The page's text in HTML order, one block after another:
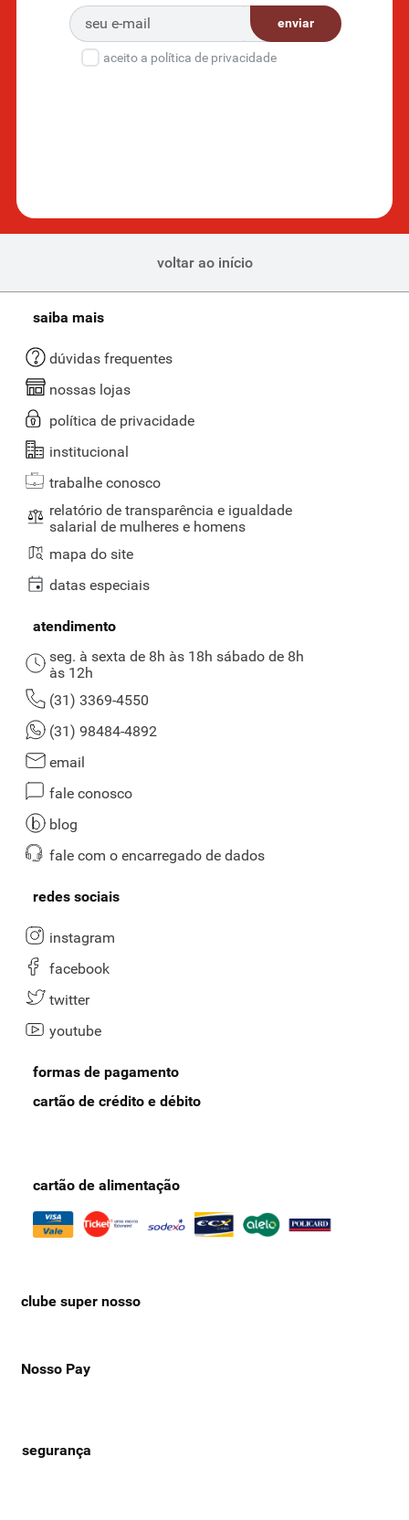
enviar
aceito a política de privacidade
voltar ao início
saiba mais
dúvidas frequentes
nossas lojas
política de privacidade
institucional
trabalhe conosco
relatório de transparência e igualdade
salarial de mulheres e homens
mapa do site
datas especiais
atendimento
seg. à sexta de 8h às 18h sábado de 8h
às 12h
(31) 3369-4550
(31) 98484-4892
email
fale conosco
blog
fale com o encarregado de dados
redes sociais
instagram
facebook
twitter
youtube
formas de pagamento
cartão de crédito e débito
cartão de alimentação
clube super nosso
Nosso Pay